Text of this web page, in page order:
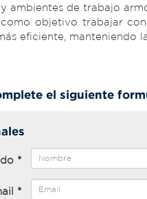
ambientes de trabajo
objetivo trabajar
eficiente, manteniendo
el siguiente
*
*